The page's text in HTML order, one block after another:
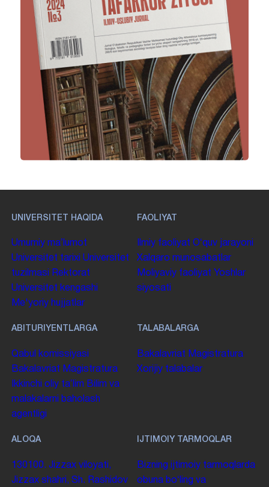
UNIVERSITET HAQIDA
Umumiy maʼlumot
Universitet tarixi Universitet
tuzilmasi
Rektorat
Universitet kengashi
Me'yoriy hujjatlar
FAOLIYAT
Ilmiy faoliyat Oʻquv jarayoni
Xalqaro munosabatlar
Moliyaviy faoliyat Yoshlar
siyosati
ABITURIYENTLARGA
Qabul komissiyasi
Bakalavriat Magistratura
Ikkinchi oliy taʼlim Bilim va
malakalarni baholash
agentligi
TALABALARGA
Bakalavriat Magistratura
Xorijiy talabalar
ALOQA
130100. Jizzax viloyati,
Jizzax shahri, Sh. Rashidov
IJTIMOIY TARMOQLAR
Bizning ijtimoiy tarmoqlarda
obuna boʻling va